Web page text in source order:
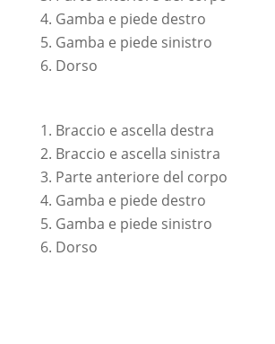
Gamba e piede destro
Gamba e piede sinistro
Dorso
Braccio e ascella destra
Braccio e ascella sinistra
Parte anteriore del corpo
Gamba e piede destro
Gamba e piede sinistro
Dorso